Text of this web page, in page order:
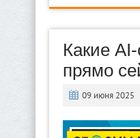
Какие
прямо
09 июня 2025